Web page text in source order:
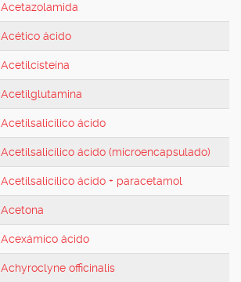
Acetazolamida
Acético ácido
Acetilcisteína
Acetilglutamina
Acetilsalicílico ácido
Acetilsalicílico ácido (microencapsulado)
Acetilsalicílico ácido + paracetamol
Acetona
Acexámico ácido
Achyroclyne officinalis